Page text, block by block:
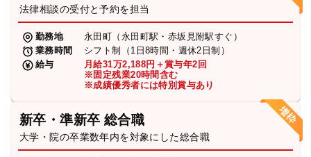
法律相談の受付と予約を担当
勤務地
永田町（永田町駅・赤坂見附駅すぐ）
業務時間
シフト制（1日8時間・週休2日制）
給与
月給31万2,188円＋賞与年2回
※固定残業20時間含む
※成績優秀者には特別賞与あり
新卒・準新卒 総合職
大学・院の卒業数年内を対象にした総合職